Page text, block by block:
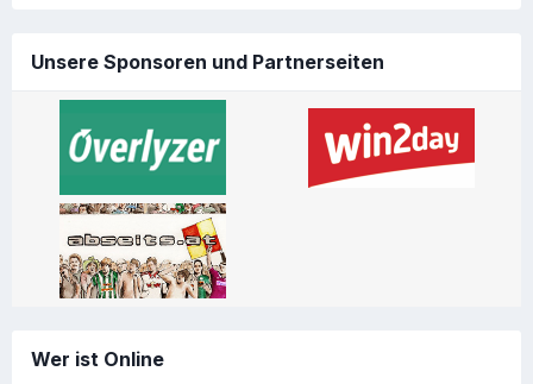
Unsere Sponsoren und Partnerseiten
Wer ist Online